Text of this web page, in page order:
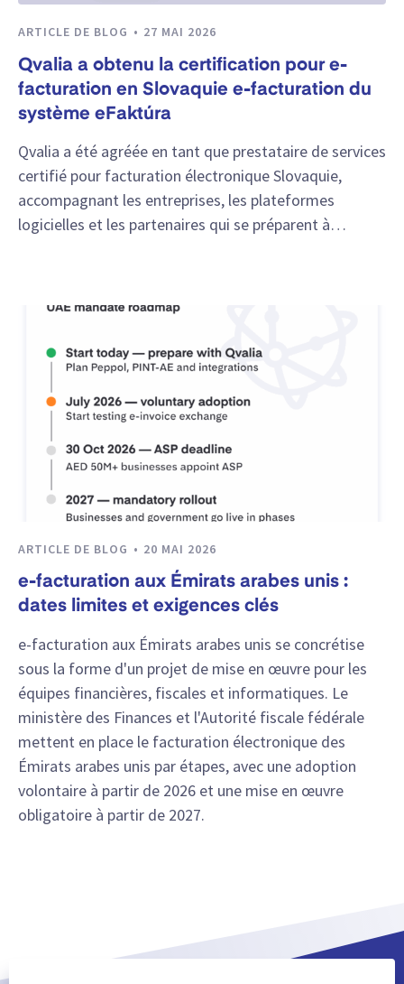
ARTICLE DE BLOG 27 MAI 2026
Qvalia a obtenu la certification pour e-
facturation en Slovaquie e-facturation du
système eFaktúra
Qvalia a été agréée en tant que prestataire de services
certifié pour facturation électronique Slovaquie,
accompagnant les entreprises, les plateformes
logicielles et les partenaires qui se préparent à…
ARTICLE DE BLOG 20 MAI 2026
e-facturation aux Émirats arabes unis :
dates limites et exigences clés
e-facturation aux Émirats arabes unis se concrétise
sous la forme d'un projet de mise en œuvre pour les
équipes financières, fiscales et informatiques. Le
ministère des Finances et l'Autorité fiscale fédérale
mettent en place le facturation électronique des
Émirats arabes unis par étapes, avec une adoption
volontaire à partir de 2026 et une mise en œuvre
obligatoire à partir de 2027.